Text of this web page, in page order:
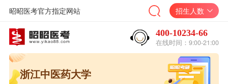
昭昭医考官方指定网站 招生人数
400-10234-66
在线时间：9:00-21:00
浙江中医药大学